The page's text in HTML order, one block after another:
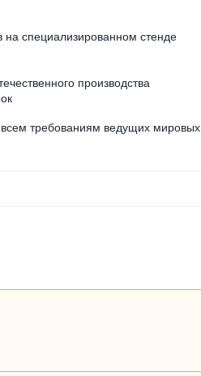
на специализированном стенде
производства
требованиям ведущих